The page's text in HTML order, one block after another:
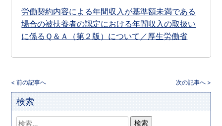
労働契約内容による年間収入が基準額未満である
場合の被扶養者の認定における年間収入の取扱い
に係るＱ＆Ａ（第２版）について／厚生労働省
< 前の記事へ 次の記事へ >
検索